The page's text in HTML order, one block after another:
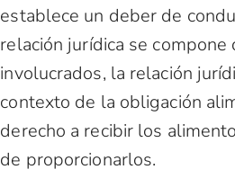
establece un deber de
relación jurídica se
involucrados, la relación
contexto de la obligación
derecho a recibir los
de proporcionarlos.